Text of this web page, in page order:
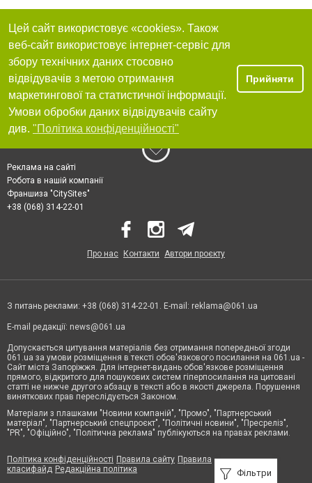
Фільтри
Цей сайт використовує «cookies». Також
веб-сайт використовує інтернет-сервіс для
збору технічних даних стосовно
відвідувачів з метою отримання
маркетингової та статистичної інформації.
Умови обробки даних відвідувачів сайту
див. "Політика конфіденційності"
Прийняти
Реклама на сайті
Робота в нашій компанії
Франшиза "CitySites"
+38 (068) 314-22-01
Про нас Контакти Автори проєкту
З питань реклами: +38 (068) 314-22-01. E-mail: reklama@061.ua
E-mail редакції: news@061.ua
Допускається цитування матеріалів без отримання попередньої згоди
061.ua за умови розміщення в тексті обов'язкового посилання на 061.ua -
Сайт міста Запоріжжя. Для інтернет-видань обов'язкове розміщення
прямого, відкритого для пошукових систем гіперпосилання на цитовані
статті не нижче другого абзацу в тексті або в якості джерела. Порушення
виняткових прав переслідується Законом.
Матеріали з плашками "Новини компаній", "Промо", "Партнерський
матеріал", "Партнерський спецпроєкт", "Політичні новини", "Пресреліз",
"PR", "Офіційно", "Політична реклама" публікуються на правах реклами.
Політика конфіденційності Правила сайту Правила
класифайд Редакційна політика